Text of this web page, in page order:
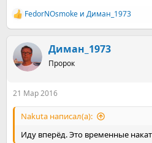
Р
е
к
ц
и
FedorNOsmoke и Диман_1973
Диман_1973
Пророк
21 Мар 2016
Nakuta написал(а):
Иду вперёд. Это временные